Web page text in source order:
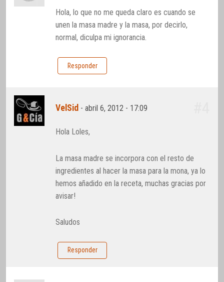
Hola, lo que no me queda claro es cuando se
unen la masa madre y la masa, por decirlo,
normal, diculpa mi ignorancia.
Responder
VelSid -abril 6, 2012 - 17:09
Hola Loles,
La masa madre se incorpora con el resto de
ingredientes al hacer la masa para la mona, ya lo
hemos añadido en la receta, muchas gracias por
avisar!
Saludos
Responder